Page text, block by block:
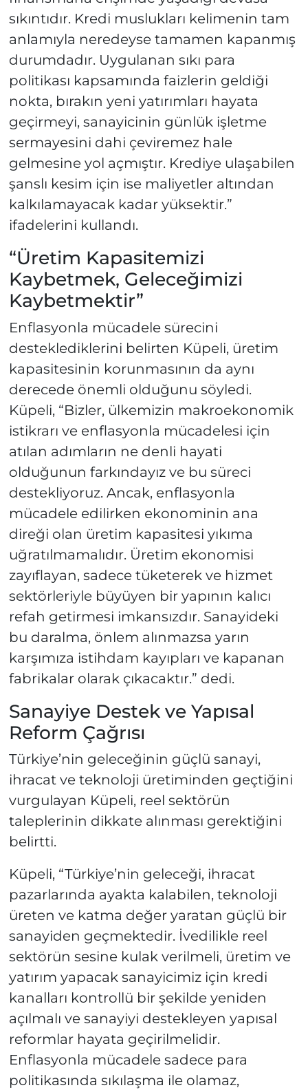
sıkıntıdır. Kredi muslukları kelimenin tam
anlamıyla neredeyse tamamen kapanmış
durumdadır. Uygulanan sıkı para
politikası kapsamında faizlerin geldiği
nokta, bırakın yeni yatırımları hayata
geçirmeyi, sanayicinin günlük işletme
sermayesini dahi çeviremez hale
gelmesine yol açmıştır. Krediye ulaşabilen
şanslı kesim için ise maliyetler altından
kalkılamayacak kadar yüksektir.”
ifadelerini kullandı.
“Üretim Kapasitemizi
Kaybetmek, Geleceğimizi
Kaybetmektir”
Enflasyonla mücadele sürecini
desteklediklerini belirten Küpeli, üretim
kapasitesinin korunmasının da aynı
derecede önemli olduğunu söyledi.
Küpeli, “Bizler, ülkemizin makroekonomik
istikrarı ve enflasyonla mücadelesi için
atılan adımların ne denli hayati
olduğunun farkındayız ve bu süreci
destekliyoruz. Ancak, enflasyonla
mücadele edilirken ekonominin ana
direği olan üretim kapasitesi yıkıma
uğratılmamalıdır. Üretim ekonomisi
zayıflayan, sadece tüketerek ve hizmet
sektörleriyle büyüyen bir yapının kalıcı
refah getirmesi imkansızdır. Sanayideki
bu daralma, önlem alınmazsa yarın
karşımıza istihdam kayıpları ve kapanan
fabrikalar olarak çıkacaktır.” dedi.
Sanayiye Destek ve Yapısal
Reform Çağrısı
Türkiye’nin geleceğinin güçlü sanayi,
ihracat ve teknoloji üretiminden geçtiğini
vurgulayan Küpeli, reel sektörün
taleplerinin dikkate alınması gerektiğini
belirtti.
Küpeli, “Türkiye’nin geleceği, ihracat
pazarlarında ayakta kalabilen, teknoloji
üreten ve katma değer yaratan güçlü bir
sanayiden geçmektedir. İvedilikle reel
sektörün sesine kulak verilmeli, üretim ve
yatırım yapacak sanayicimiz için kredi
kanalları kontrollü bir şekilde yeniden
açılmalı ve sanayiyi destekleyen yapısal
reformlar hayata geçirilmelidir.
Enflasyonla mücadele sadece para
politikasında sıkılaşma ile olamaz,